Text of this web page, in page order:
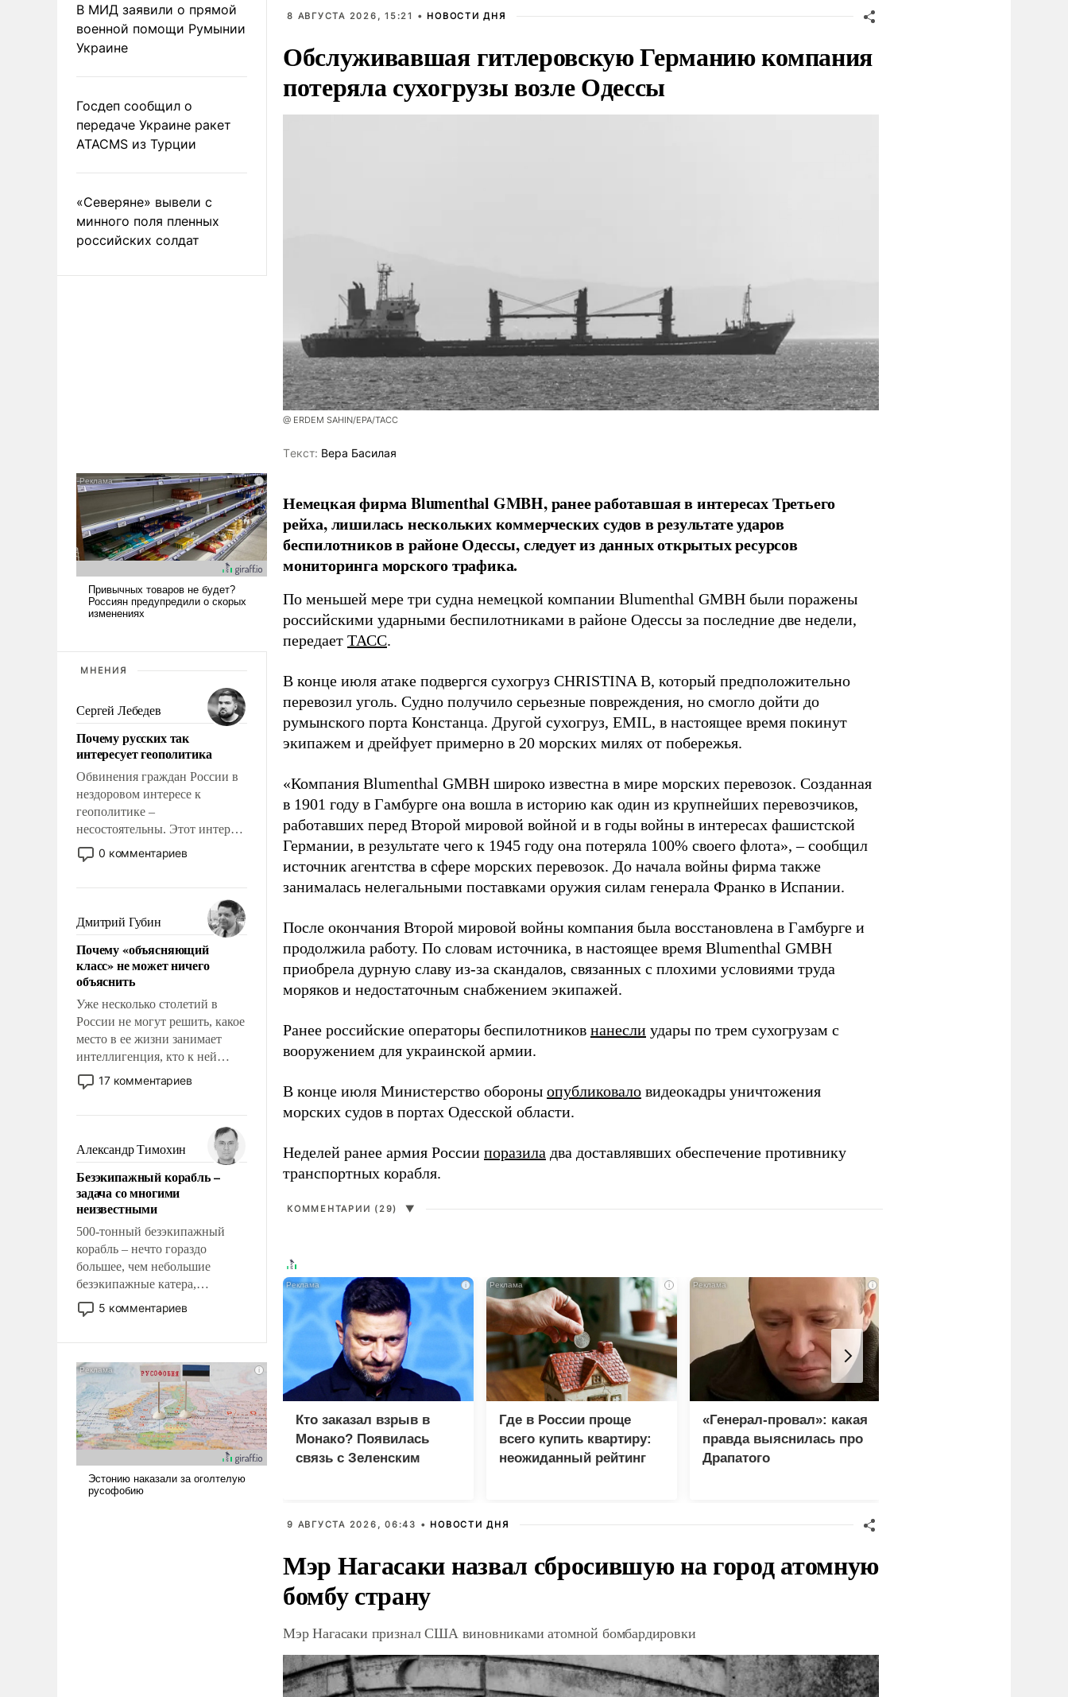
В МИД заявили о прямой
военной помощи Румынии
Украине
Госдеп сообщил о
передаче Украине ракет
ATACMS из Турции
«Северяне» вывели с
минного поля пленных
российских солдат
МНЕНИЯ
Сергей Лебедев
Почему русских так
интересует геополитика
Обвинения граждан России в
нездоровом интересе к
геополитике –
несостоятельны. Этот интерес
рационален и прагматичен. Он
обусловлен тысячелетним
фундаментальным знанием,
что мировая политика имеет
свойство заявляться на порог
нашего дома.
0 комментариев
Дмитрий Губин
Почему «объясняющий
класс» не может ничего
объяснить
Уже несколько столетий в
России не могут решить, какое
место в ее жизни занимает
интеллигенция, кто к ней
принадлежит, а кого из нее
исключили с правом
чем она отличается от просто
образованных людей. Иногда
казалось, что эти вопросы
решены раз и навсегда, но –
нет, не решены.
17 комментариев
Александр Тимохин
Безэкипажный корабль –
задача со многими
неизвестными
500-тонный безэкипажный
корабль – нечто гораздо
большее, чем небольшие
безэкипажные катера,
применение которых уже
стало обыденностью. Задача по
и ее реализация радикально
поднимет наши боевые
возможности.
5 комментариев
8 АВГУСТА 2026, 15:21 • НОВОСТИ ДНЯ
Обслуживавшая гитлеровскую Германию компания
потеряла сухогрузы возле Одессы
@ ERDEM SAHIN/EPA/ТАСС
Tекст: Вера Басилая
Немецкая фирма Blumenthal GMBH, ранее работавшая в интересах Третьего
рейха, лишилась нескольких коммерческих судов в результате ударов
беспилотников в районе Одессы, следует из данных открытых ресурсов
мониторинга морского трафика.
По меньшей мере три судна немецкой компании Blumenthal GMBH были поражены
российскими ударными беспилотниками в районе Одессы за последние две недели,
передает ТАСС.
В конце июля атаке подвергся сухогруз CHRISTINA B, который предположительно
перевозил уголь. Судно получило серьезные повреждения, но смогло дойти до
румынского порта Констанца. Другой сухогруз, EMIL, в настоящее время покинут
экипажем и дрейфует примерно в 20 морских милях от побережья.
«Компания Blumenthal GMBH широко известна в мире морских перевозок. Созданная
в 1901 году в Гамбурге она вошла в историю как один из крупнейших перевозчиков,
работавших перед Второй мировой войной и в годы войны в интересах фашистской
Германии, в результате чего к 1945 году она потеряла 100% своего флота», – сообщил
источник агентства в сфере морских перевозок. До начала войны фирма также
занималась нелегальными поставками оружия силам генерала Франко в Испании.
После окончания Второй мировой войны компания была восстановлена в Гамбурге и
продолжила работу. По словам источника, в настоящее время Blumenthal GMBH
приобрела дурную славу из-за скандалов, связанных с плохими условиями труда
моряков и недостаточным снабжением экипажей.
Ранее российские операторы беспилотников нанесли удары по трем сухогрузам с
вооружением для украинской армии.
В конце июля Министерство обороны опубликовало видеокадры уничтожения
морских судов в портах Одесской области.
Неделей ранее армия России поразила два доставлявших обеспечение противнику
транспортных корабля.
КОММЕНТАРИИ (29) ▼
i
Кто заказал взрыв в
Монако? Появилась
связь с Зеленским
i
Где в России проще
всего купить квартиру:
неожиданный рейтинг
i
«Генерал-провал»: какая
правда выяснилась про
Драпатого
9 АВГУСТА 2026, 06:43 • НОВОСТИ ДНЯ
Мэр Нагасаки назвал сбросившую на город атомную
бомбу страну
Мэр Нагасаки признал США виновниками атомной бомбардировки